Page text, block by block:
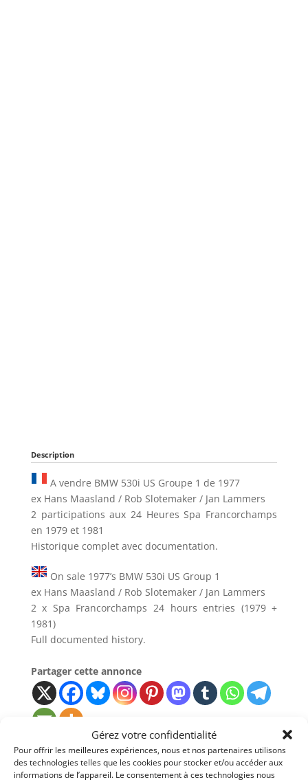
Gérez votre confidentialité
Pour offrir les meilleures expériences, nous et nos partenaires utilisons
des technologies telles que les cookies pour stocker et/ou accéder aux
informations de l’appareil. Le consentement à ces technologies nous
Description
A vendre BMW 530i US Groupe 1 de 1977
ex Hans Maasland / Rob Slotemaker / Jan Lammers
2 participations aux 24 Heures Spa Francorchamps
en 1979 et 1981
Historique complet avec documentation.
On sale 1977’s BMW 530i US Group 1
ex Hans Maasland / Rob Slotemaker / Jan Lammers
2 x Spa Francorchamps 24 hours entries (1979 +
1981)
Full documented history.
Partager cette annonce
Passeports techniques